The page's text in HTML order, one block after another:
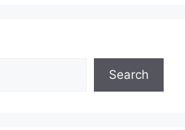
Search